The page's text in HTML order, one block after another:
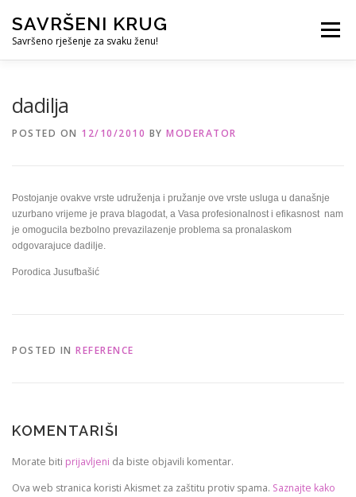
content
SAVRŠENI KRUG
Savršeno rješenje za svaku ženu!
Menu
dadilja
POSTED ON 12/10/2010 BY MODERATOR
Postojanje ovakve vrste udruženja i pružanje ove vrste usluga u današnje
uzurbano vrijeme je prava blagodat, a Vasa profesionalnost i efikasnost nam
je omogucila bezbolno prevazilazenje problema sa pronalaskom
odgovarajuce dadilje.
Porodica Jusufbašić
POSTED IN REFERENCE
KOMENTARIŠI
Morate biti prijavljeni da biste objavili komentar.
Ova web stranica koristi Akismet za zaštitu protiv spama. Saznajte kako